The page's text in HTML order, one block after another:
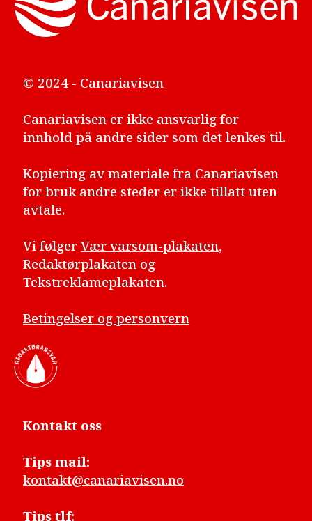
© 2024 - Canariavisen
Canariavisen er ikke ansvarlig for
innhold på andre sider som det lenkes til.
Kopiering av materiale fra Canariavisen
for bruk andre steder er ikke tillatt uten
avtale.
Vi følgerVær varsom-plakaten,
Redaktørplakaten og
Tekstreklameplakaten.
Betingelser og personvern
Kontakt oss
Tips mail:
kontakt@canariavisen.no
Tips tlf: